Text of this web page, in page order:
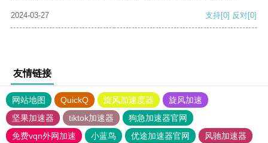
2024-03-27 支持[0] 反对[0]
友情链接
网站地图 QuickQ 旋风加速度器
旋风加速
坚果加速器
tiktok加速器
狗急加速器官网
免费vqn外网加速
小蓝鸟 优途加速器官网
风驰加速器